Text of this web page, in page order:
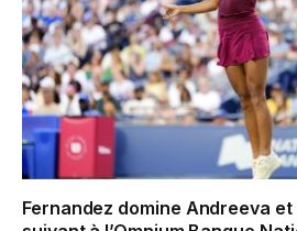
Fernandez domine Andreeva